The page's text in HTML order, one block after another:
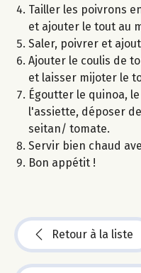
Tailler les poivrons
et ajouter le tout au
Saler, poivrer et
Ajouter le coulis de
et laisser mijoter le
Égoutter le quinoa,
l'assiette, déposer
seitan/ tomate.
Servir bien chaud
Bon appétit !
Retour à la liste